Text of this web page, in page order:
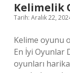
Kelimelik
Tarih: Aralık 22,
Kelime oyunu
En İyi Oyunlar
oyunları